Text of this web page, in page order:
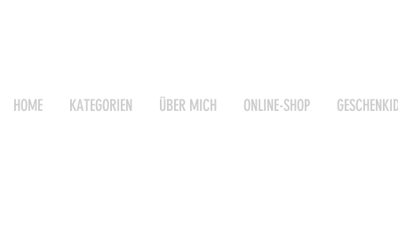
HOME KATEGORIEN ÜBER MICH ONLINE-SHOP